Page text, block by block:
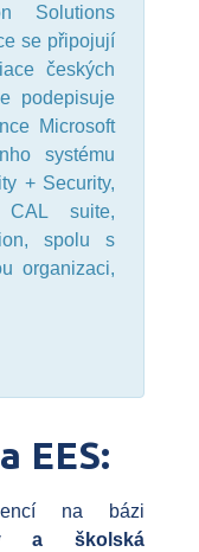
Solutions
se připojují
českých
podepisuje
Microsoft
systému
+ Security,
suite,
spolu s
organizaci,
EES:
na bázi
a školská